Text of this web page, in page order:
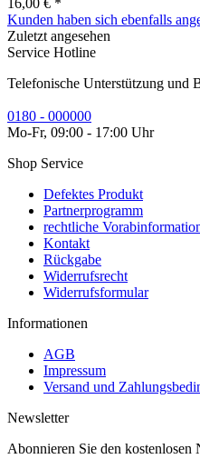
Kunden haben sich ebenfalls
Zuletzt angesehen
Service Hotline
Telefonische Unterstützung und
0180 - 000000
Mo-Fr, 09:00 - 17:00 Uhr
Shop Service
Defektes Produkt
Partnerprogramm
rechtliche
Kontakt
Rückgabe
Widerrufsrecht
Widerrufsformular
Informationen
AGB
Impressum
Versand und
Newsletter
Abonnieren Sie den kostenlosen